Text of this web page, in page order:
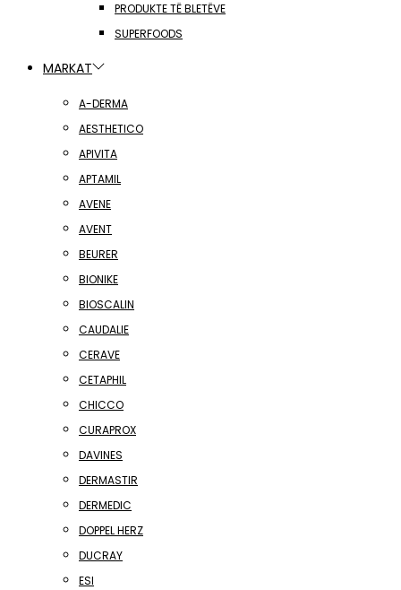
PRODUKTE TË BLETËVE
SUPERFOODS
MARKAT
A-DERMA
AESTHETICO
APIVITA
APTAMIL
AVENE
AVENT
BEURER
BIONIKE
BIOSCALIN
CAUDALIE
CERAVE
CETAPHIL
CHICCO
CURAPROX
DAVINES
DERMASTIR
DERMEDIC
DOPPEL HERZ
DUCRAY
ESI